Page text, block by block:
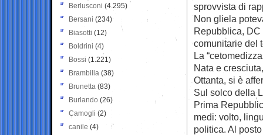
sprovvista di
Non gliela
Repubblica,
comunitarie del
La
Nata e
Ottanta, si è
Sul solco della
Prima
medi: volto,
politica. Al
Berlusconi (4.295)
Bersani (234)
Biasotti (12)
Boldrini (4)
Bossi (1.221)
Brambilla (38)
Brunetta (83)
Burlando (26)
Camogli (2)
canile (4)